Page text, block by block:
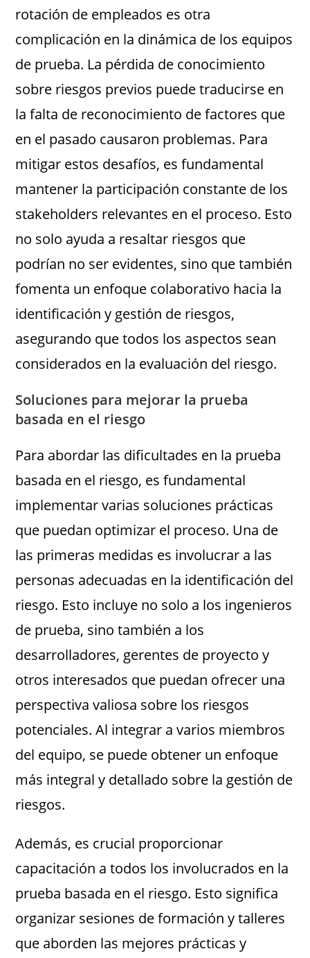
rotación de empleados es otra
complicación en la dinámica de los equipos
de prueba. La pérdida de conocimiento
sobre riesgos previos puede traducirse en
la falta de reconocimiento de factores que
en el pasado causaron problemas. Para
mitigar estos desafíos, es fundamental
mantener la participación constante de los
stakeholders relevantes en el proceso. Esto
no solo ayuda a resaltar riesgos que
podrían no ser evidentes, sino que también
fomenta un enfoque colaborativo hacia la
identificación y gestión de riesgos,
asegurando que todos los aspectos sean
considerados en la evaluación del riesgo.
Soluciones para mejorar la prueba
basada en el riesgo
Para abordar las dificultades en la prueba
basada en el riesgo, es fundamental
implementar varias soluciones prácticas
que puedan optimizar el proceso. Una de
las primeras medidas es involucrar a las
personas adecuadas en la identificación del
riesgo. Esto incluye no solo a los ingenieros
de prueba, sino también a los
desarrolladores, gerentes de proyecto y
otros interesados que puedan ofrecer una
perspectiva valiosa sobre los riesgos
potenciales. Al integrar a varios miembros
del equipo, se puede obtener un enfoque
más integral y detallado sobre la gestión de
riesgos.
Además, es crucial proporcionar
capacitación a todos los involucrados en la
prueba basada en el riesgo. Esto significa
organizar sesiones de formación y talleres
que aborden las mejores prácticas y